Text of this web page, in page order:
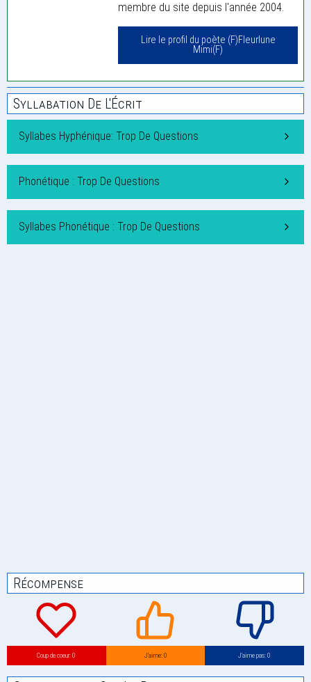
membre du site depuis l'année 2004.
Lire le profil du poète (F)Fleurlune
Mimi(F)
Syllabation De L'Écrit
Syllabes Hyphénique: Trop De Questions
Phonétique : Trop De Questions
Syllabes Phonétique : Trop De Questions
Récompense
Coup de coeur: 0 J’aime: 0 J’aime pas: 0